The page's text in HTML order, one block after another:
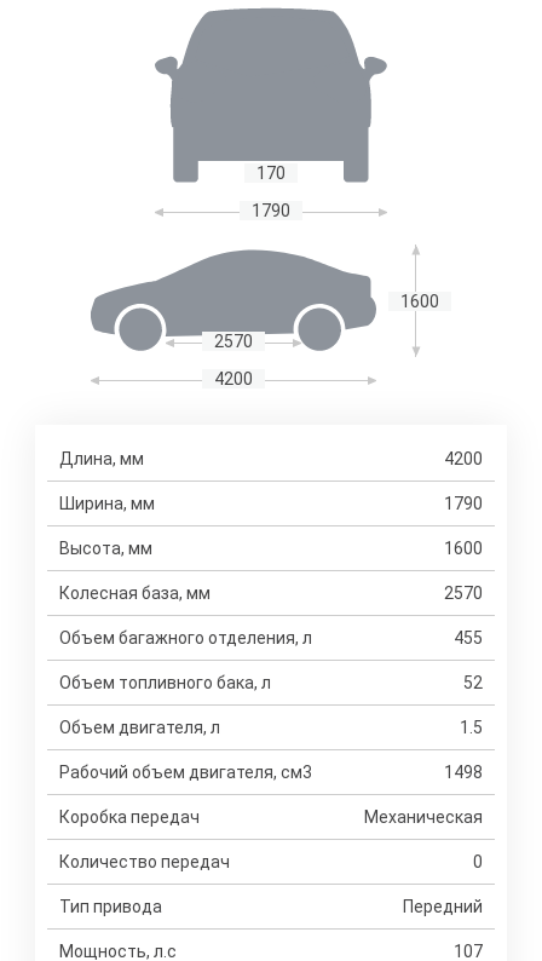
170
1790
2570
1600
4200
Длина, мм 4200
Ширина, мм 1790
Высота, мм 1600
Колесная база, мм 2570
Объем багажного отделения, л 455
Объем топливного бака, л 52
Объем двигателя, л 1.5
Рабочий объем двигателя, см3 1498
Коробка передач Механическая
Количество передач 0
Тип привода Передний
Мощность, л.с 107